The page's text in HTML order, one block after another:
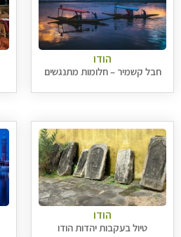
הודו
חבל קשמיר – חלומות מתנגשים
הודו
טיול בעקבות יהדות הודו